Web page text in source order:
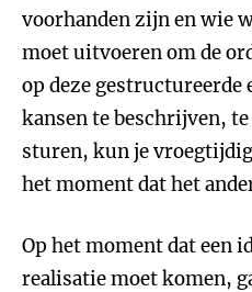
voorhanden zijn en wie
moet uitvoeren om de
op deze
kansen te beschrijven,
sturen, kun je
het moment dat het
Op het moment dat een
realisatie moet komen,